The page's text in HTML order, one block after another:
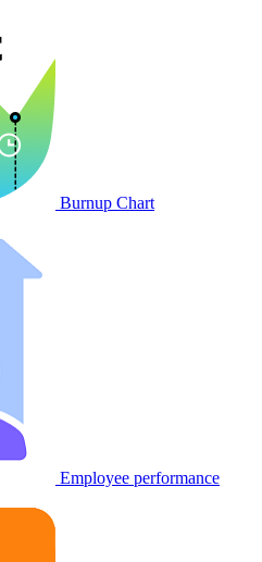
Burnup Chart
Employee performance